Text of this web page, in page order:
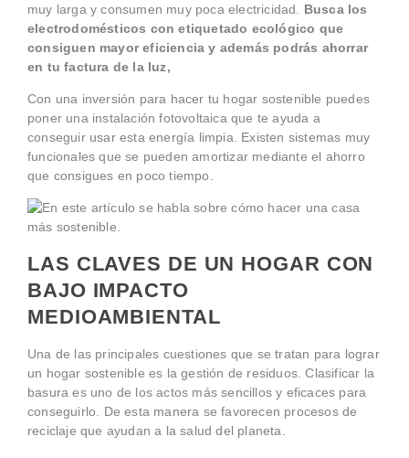
muy larga y consumen muy poca electricidad. Busca los
electrodomésticos con etiquetado ecológico que
consiguen mayor eficiencia y además podrás ahorrar
en tu factura de la luz,
Con una inversión para hacer tu hogar sostenible puedes
poner una instalación fotovoltaica que te ayuda a
conseguir usar esta energía limpia. Existen sistemas muy
funcionales que se pueden amortizar mediante el ahorro
que consigues en poco tiempo.
LAS CLAVES DE UN HOGAR CON
BAJO IMPACTO
MEDIOAMBIENTAL
Una de las principales cuestiones que se tratan para lograr
un hogar sostenible es la gestión de residuos. Clasificar la
basura es uno de los actos más sencillos y eficaces para
conseguirlo. De esta manera se favorecen procesos de
reciclaje que ayudan a la salud del planeta.